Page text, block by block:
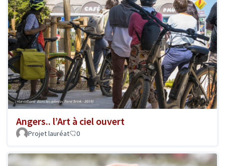
Angers.. l’Art à ciel ouvert
Projet lauréat 0